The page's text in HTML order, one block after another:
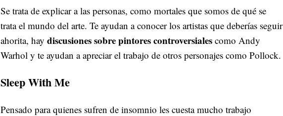
Se trata de explicar a las personas, como mortales que somos de qué se
trata el mundo del arte. Te ayudan a conocer los artistas que deberías seguir
ahorita, hay discusiones sobre pintores controversiales como Andy
Warhol y te ayudan a apreciar el trabajo de otros personajes como Pollock.
Sleep With Me
Pensado para quienes sufren de insomnio les cuesta mucho trabajo